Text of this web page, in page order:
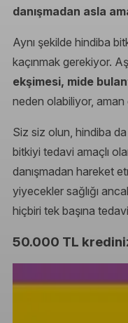
danışmadan asla
Aynı şekilde hindiba
kaçınmak gerekiyor.
ekşimesi, mide
neden olabiliyor, aman
Siz siz olun, hindiba
bitkiyi tedavi amaçlı
danışmadan hareket
yiyecekler sağlığı
hiçbiri tek başına
50.000 TL